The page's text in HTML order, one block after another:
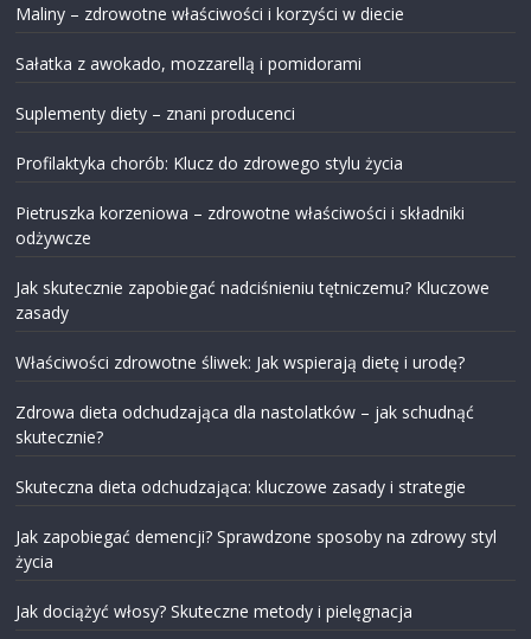
Maliny – zdrowotne właściwości i korzyści w diecie
Sałatka z awokado, mozzarellą i pomidorami
Suplementy diety – znani producenci
Profilaktyka chorób: Klucz do zdrowego stylu życia
Pietruszka korzeniowa – zdrowotne właściwości i składniki
odżywcze
Jak skutecznie zapobiegać nadciśnieniu tętniczemu? Kluczowe
zasady
Właściwości zdrowotne śliwek: Jak wspierają dietę i urodę?
Zdrowa dieta odchudzająca dla nastolatków – jak schudnąć
skutecznie?
Skuteczna dieta odchudzająca: kluczowe zasady i strategie
Jak zapobiegać demencji? Sprawdzone sposoby na zdrowy styl
życia
Jak dociążyć włosy? Skuteczne metody i pielęgnacja